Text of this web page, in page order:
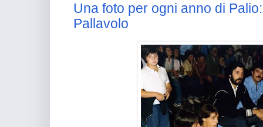
Una foto per ogni anno di
Pallavolo